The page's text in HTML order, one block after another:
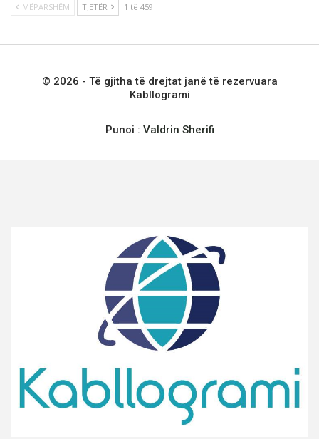
MËPARSHËM TJETËR 1 të 459
© 2026 - Të gjitha të drejtat janë të rezervuara
Kabllogrami
Punoi : Valdrin Sherifi